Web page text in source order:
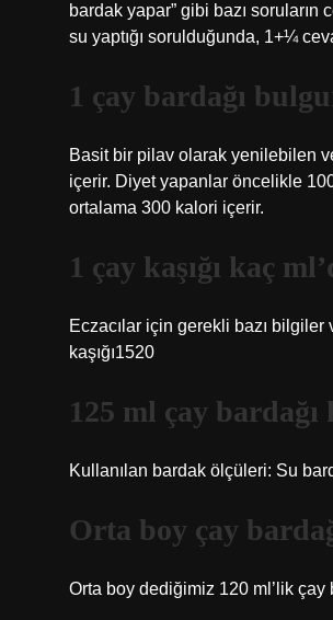
bardak yapar” gibi bazı
su yaptığı sorulduğunda, 1+¼
1 çay bardağı
Basit bir pilav olarak yenilebilen
içerir. Diyet yapanlar öncelikle
ortalama 300 kalori içerir.
1 çay kaşığı kaç
Eczacılar için gerekli bazı bilgiler
kaşığı1520
125 ml çay bardağı
Kullanılan bardak ölçüleri: Su
Orta boy çay
Orta boy dediğimiz 120 ml’lik çay